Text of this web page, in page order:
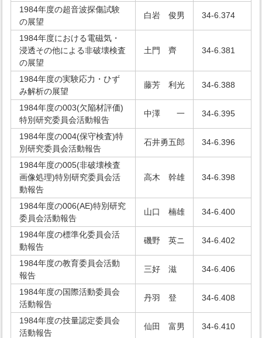
1984年度の超音波探傷試験
の展望
白岩 俊男 34-6.374
1984年度における電磁気・
浸透その他による非破壊検査
の展望
土門 齊 34-6.381
1984年度の実験応力・ひず
み解析の展望
藤芳 利光 34-6.388
1984年度の003(欠陥材評価)
特別研究委員会活動報告
中澤 一 34-6.395
1984年度の004(保守検査)特
別研究委員会活動報告
石井勇五郎 34-6.396
1984年度の005(非破壊検査
画像処理)特別研究委員会活
動報告
高木 幹雄 34-6.398
1984年度の006(AE)特別研究
委員会活動報告
山口 楠雄 34-6.400
1984年度の標準化委員会活
動報告
磯野 英ニ 34-6.402
1984年度の教育委員会活動
報告
三好 滋 34-6.406
1984年度の国際活動委員会
活動報告
丹羽 登 34-6.408
1984年度の技量認定委員会
活動報告
仙田 富男 34-6.410